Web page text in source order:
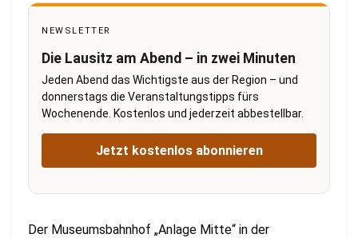
NEWSLETTER
Die Lausitz am Abend – in zwei Minuten
Jeden Abend das Wichtigste aus der Region – und
donnerstags die Veranstaltungstipps fürs
Wochenende. Kostenlos und jederzeit abbestellbar.
Jetzt kostenlos abonnieren
Der Museumsbahnhof „Anlage Mitte“ in der